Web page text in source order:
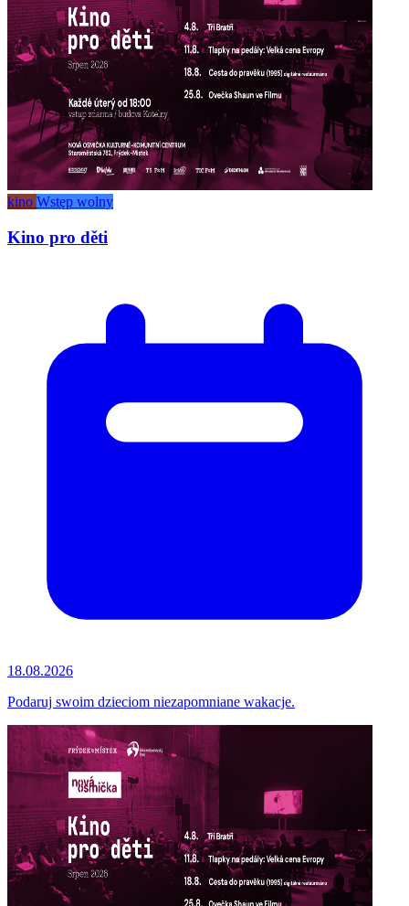
kino Wstęp wolny
Kino pro děti
18.08.2026
Podaruj swoim dzieciom niezapomniane wakacje.